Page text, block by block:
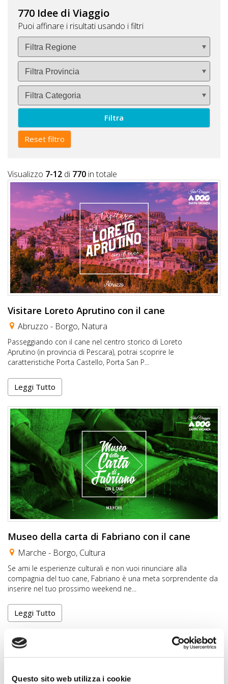
Questo sito web utilizza i cookie
con
Noi
Inserisci
Attività
Accedi
770 Idee di Viaggio
Puoi affinare i risultati usando i filtri
Filtra
Reset filtro
Visualizzo 7-12 di 770 in totale
Visitare Loreto Aprutino con il cane
Abruzzo - Borgo, Natura
Passeggiando con il cane nel centro storico di Loreto
Aprutino (in provincia di Pescara), potrai scoprire le
caratteristiche Porta Castello, Porta San P...
Leggi Tutto
Museo della carta di Fabriano con il cane
Marche - Borgo, Cultura
Se ami le esperienze culturali e non vuoi rinunciare alla
compagnia del tuo cane, Fabriano è una meta sorprendente da
inserire nel tuo prossimo weekend ne...
Leggi Tutto